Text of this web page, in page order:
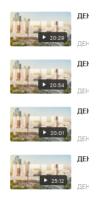
20:29
20:54
20:01
25:12